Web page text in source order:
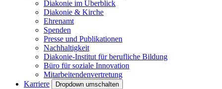
Diakonie im Überblick
Diakonie & Kirche
Ehrenamt
Spenden
Presse und Publikationen
Nachhaltigkeit
Diakonie-Institut für berufliche Bildung
Büro für soziale Innovation
Mitarbeitendenvertretung
Karriere
Dropdown umschalten